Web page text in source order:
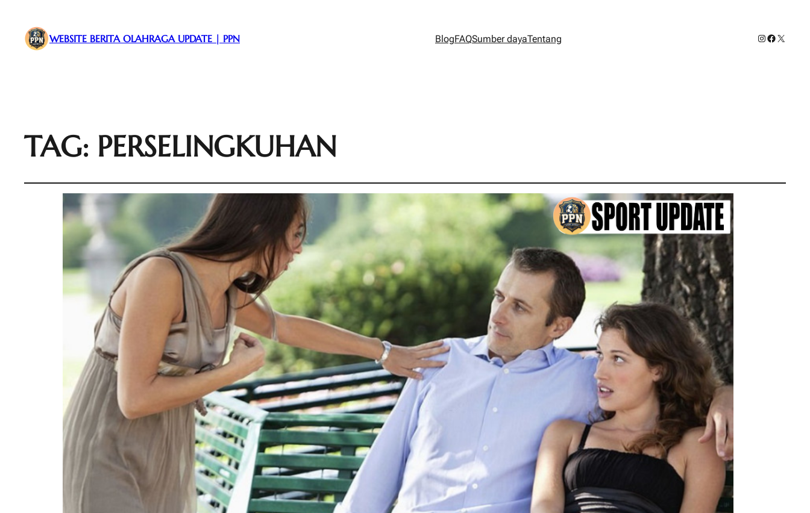
WEBSITE BERITA OLAHRAGA UPDATE | PPN BlogFAQSumber dayaTentang Instagram
Facebook
X
TAG: PERSELINGKUHAN